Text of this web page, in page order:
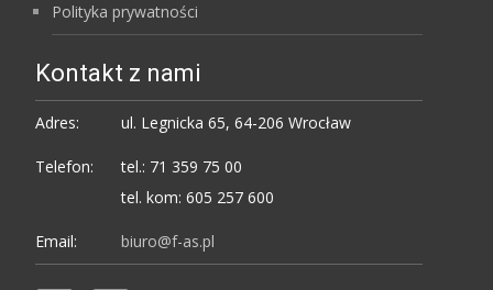
Polityka prywatności
Kontakt z nami
Adres: ul. Legnicka 65, 64-206 Wrocław
Telefon:
tel.: 71 359 75 00
tel. kom: 605 257 600
Email: biuro@f-as.pl